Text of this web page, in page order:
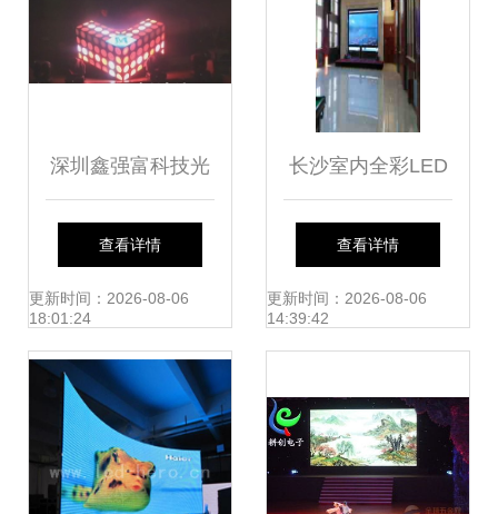
深圳鑫强富科技光
电 专业KTV、酒吧
舞台LED屏定制专
家
查看详情
更新时间：2026-08-06
18:01:24
长沙室内全彩LED
显示屏解决方案全
面解析
查看详情
更新时间：2026-08-06
14:39:42